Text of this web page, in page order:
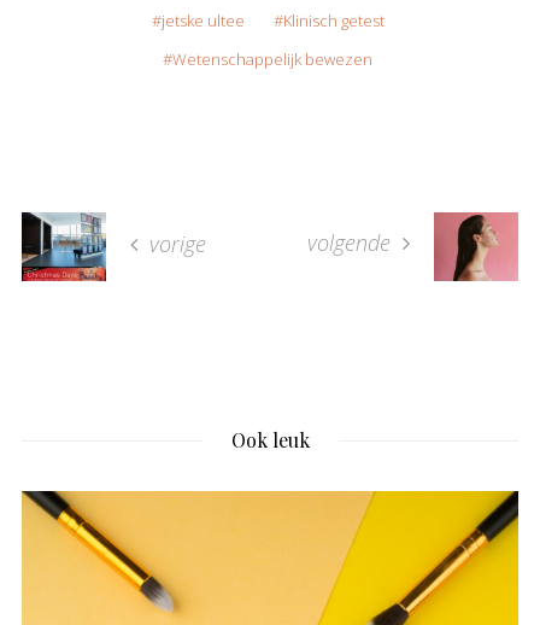
jetske ultee
Klinisch getest
Wetenschappelijk bewezen
vorige volgende
Ook leuk